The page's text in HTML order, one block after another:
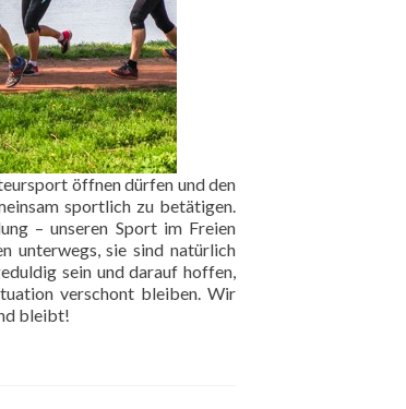
öffnen dürfen und den
sportlich zu betätigen.
– unseren Sport im Freien
unterwegs, sie sind natürlich
sein und darauf hoffen,
verschont bleiben. Wir
bleibt!